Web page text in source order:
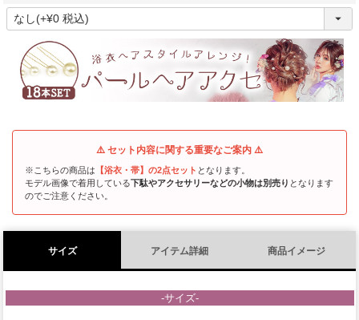
(
須
)
⚠️ セット内容に関する重要なご案内 ⚠️
※こちらの商品は 【浴衣・帯】の2点セット となります。
モデル画像で着用している下駄やアクセサリーなどの小物は別売り となります
のでご注意ください。
サイズ アイテム詳細 商品イメージ
-サイズ-